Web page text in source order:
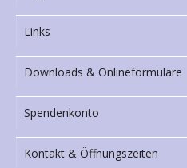
Links
Downloads & Onlineformulare
Spendenkonto
Kontakt & Öffnungszeiten